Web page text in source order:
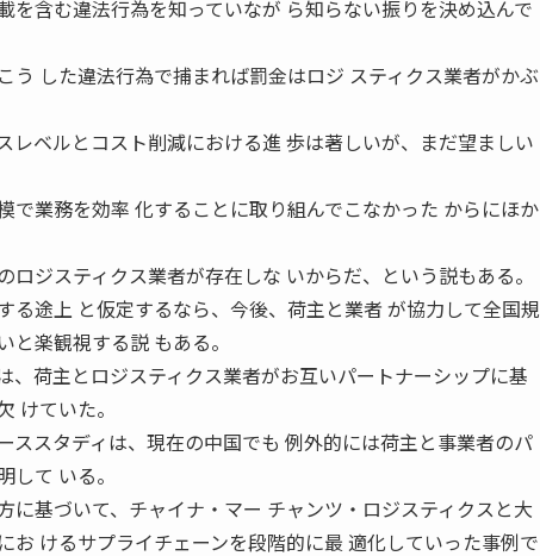
を含む違法行為を知っていなが ら知らない振りを決め込んで
う した違法行為で捕まれば罰金はロジ スティクス業者がかぶ
レベルとコスト削減における進 歩は著しいが、まだ望ましい
で業務を効率 化することに取り組んでこなかった からにほか
ロジスティクス業者が存在しな いからだ、という説もある。
る途上 と仮定するなら、今後、荷主と業者 が協力して全国規
楽観視する説 もある。
、荷主とロジスティクス業者がお互いパートナーシップに基
けていた。
ススタディは、現在の中国でも 例外的には荷主と事業者のパ
て いる。
に基づいて、チャイナ・マー チャンツ・ロジスティクスと大
お けるサプライチェーンを段階的に最 適化していった事例で